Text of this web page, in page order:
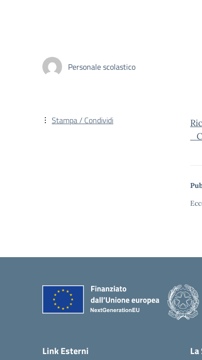
Personale scolastico
Stampa / Condividi
Link Esterni